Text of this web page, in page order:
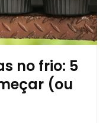
no frio: 5
(ou